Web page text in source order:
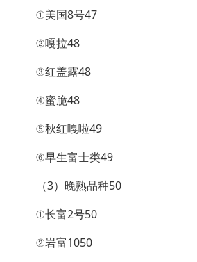
①美国8号47
②嘎拉48
③红盖露48
④蜜脆48
⑤秋红嘎啦49
⑥早生富士类49
（3）晚熟品种50
①长富2号50
②岩富1050